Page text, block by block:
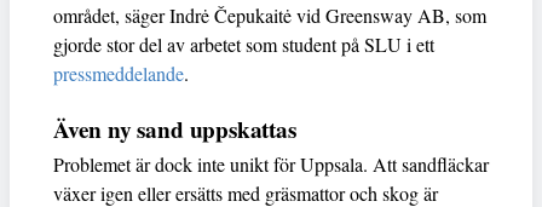
området, säger Indrė Čepukaitė vid Greensway AB, som
gjorde stor del av arbetet som student på SLU i ett
pressmeddelande.
Även ny sand uppskattas
Problemet är dock inte unikt för Uppsala. Att sandfläckar
växer igen eller ersätts med gräsmattor och skog är